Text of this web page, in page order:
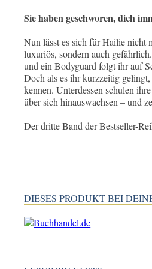
Sie haben geschworen, dich
Nun lässt es sich für Hailie nicht
luxuriös, sondern auch
und ein Bodyguard folgt ihr auf
Doch als es ihr kurzzeitig
kennen. Unterdessen schulen
über sich hinauswachsen – und
Der dritte Band der Bestseller-
DIESES PRODUKT BEI